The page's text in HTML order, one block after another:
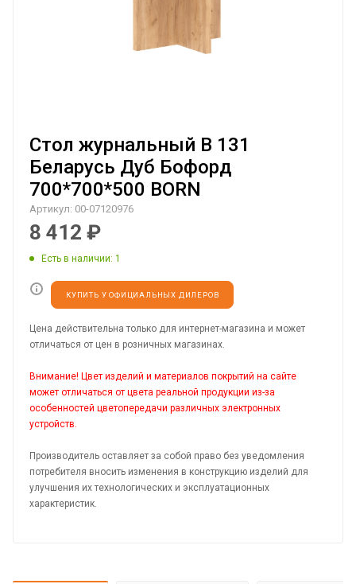
Стол журнальный B 131
Беларусь Дуб Бофорд
700*700*500 BORN
Артикул: 00-07120976
8 412 ₽
Есть в наличии: 1
КУПИТЬ У ОФИЦИАЛЬНЫХ ДИЛЕРОВ
Цена действительна только для интернет-магазина и может
отличаться от цен в розничных магазинах.
Внимание! Цвет изделий и материалов покрытий на сайте
может отличаться от цвета реальной продукции из-за
особенностей цветопередачи различных электронных
устройств.
Производитель оставляет за собой право без уведомления
потребителя вносить изменения в конструкцию изделий для
улучшения их технологических и эксплуатационных
характеристик.